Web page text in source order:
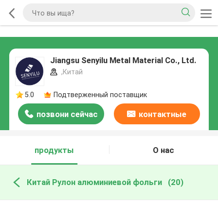
Jiangsu Senyilu Metal Material Co., Ltd.
,Китай
5.0 Подтверженный поставщик
позвони сейчас контактные
продукты
О нас
Китай Рулон алюминиевой фольги (20)